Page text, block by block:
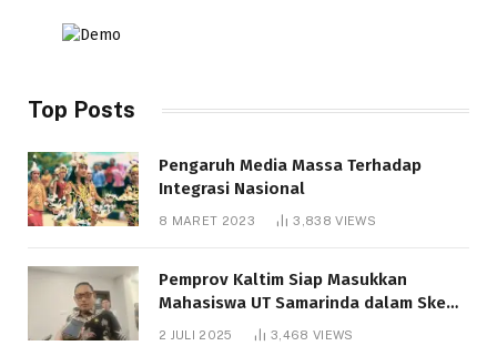
Top Posts
Pengaruh Media Massa Terhadap
Integrasi Nasional
8 MARET 2023 3,838VIEWS
Pemprov Kaltim Siap Masukkan
Mahasiswa UT Samarinda dalam Skema
Bantuan Pendidikan Gratispol
2 JULI 2025 3,468 VIEWS